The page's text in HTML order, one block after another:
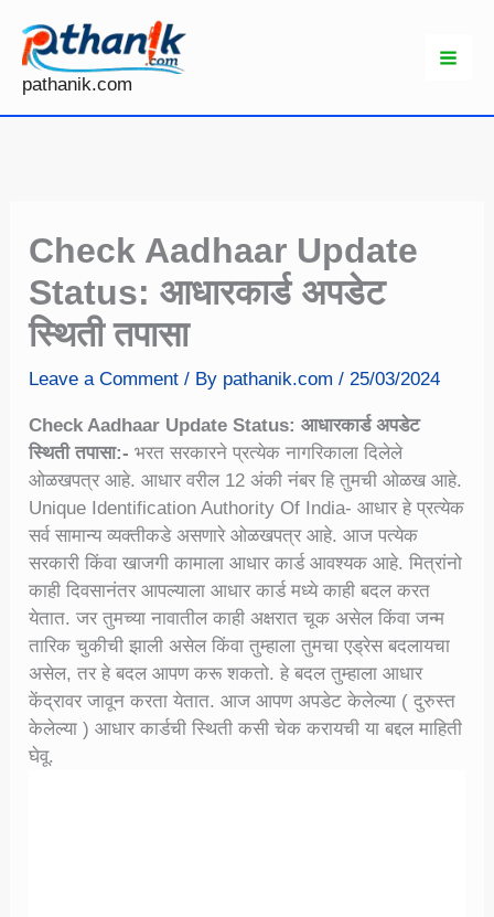
content
pathanik.com
Check Aadhaar Update
Status: आधारकार्ड अपडेट
स्थिती तपासा
Leave a Comment / By pathanik.com/ 25/03/2024
Check Aadhaar Update Status: आधारकार्ड अपडेट
स्थिती तपासा:- भरत सरकारने प्रत्येक नागरिकाला दिलेले
ओळखपत्र आहे. आधार वरील 12 अंकी नंबर हि तुमची ओळख आहे.
Unique Identification Authority Of India- आधार हे प्रत्येक
सर्व सामान्य व्यक्तीकडे असणारे ओळखपत्र आहे. आज पत्येक
सरकारी किंवा खाजगी कामाला आधार कार्ड आवश्यक आहे. मित्रांनो
काही दिवसानंतर आपल्याला आधार कार्ड मध्ये काही बदल करत
येतात. जर तुमच्या नावातील काही अक्षरात चूक असेल किंवा जन्म
तारिक चुकीची झाली असेल किंवा तुम्हाला तुमचा एड्रेस बदलायचा
असेल, तर हे बदल आपण करू शकतो. हे बदल तुम्हाला आधार
केंद्रावर जावून करता येतात. आज आपण अपडेट केलेल्या ( दुरुस्त
केलेल्या ) आधार कार्डची स्थिती कसी चेक करायची या बद्दल माहिती
घेवू.